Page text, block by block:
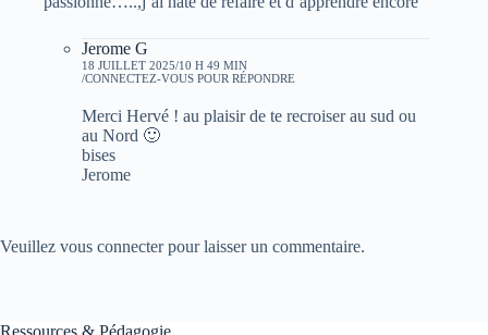
Jerome G
18 JUILLET 2025/10 H 49 MIN
CONNECTEZ-VOUS POUR RÉPONDRE
Merci Hervé ! au plaisir de te recroiser au sud ou
au Nord 🙂
bises
Jerome
Veuillez vous connecter pour laisser un commentaire.
Ressources & Pédagogie